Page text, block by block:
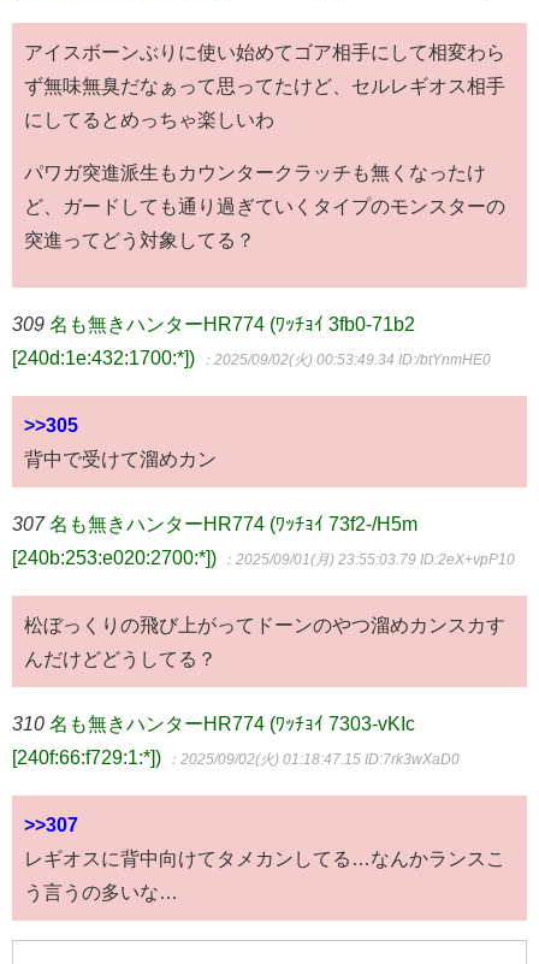
アイスボーンぶりに使い始めてゴア相手にして相変わら
ず無味無臭だなぁって思ってたけど、セルレギオス相手
にしてるとめっちゃ楽しいわ
パワガ突進派生もカウンタークラッチも無くなったけ
ど、ガードしても通り過ぎていくタイプのモンスターの
突進ってどう対象してる？
309 名も無きハンターHR774 (ﾜｯﾁｮｲ 3fb0-71b2
[240d:1e:432:1700:*])
：2025/09/02(火) 00:53:49.34 ID:/btYnmHE0
>>305
背中で受けて溜めカン
307 名も無きハンターHR774 (ﾜｯﾁｮｲ 73f2-/H5m
[240b:253:e020:2700:*])
：2025/09/01(月) 23:55:03.79 ID:2eX+vpP10
松ぼっくりの飛び上がってドーンのやつ溜めカンスカす
んだけどどうしてる？
310 名も無きハンターHR774 (ﾜｯﾁｮｲ 7303-vKIc
[240f:66:f729:1:*])
：2025/09/02(火) 01:18:47.15 ID:7rk3wXaD0
>>307
レギオスに背中向けてタメカンしてる…なんかランスこ
う言うの多いな…